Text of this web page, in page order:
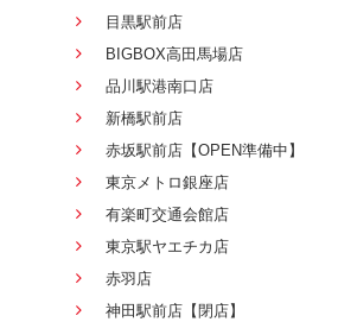
目黒駅前店
BIGBOX高田馬場店
品川駅港南口店
新橋駅前店
赤坂駅前店【OPEN準備中】
東京メトロ銀座店
有楽町交通会館店
東京駅ヤエチカ店
赤羽店
神田駅前店【閉店】